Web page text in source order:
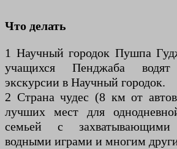
Что делать
1 Научный городок Пушпа
учащихся Пенджаба
экскурсии в Научный городок.
2 Страна чудес (8 км от
лучших мест для
семьей с захватывающими
водными играми и многим